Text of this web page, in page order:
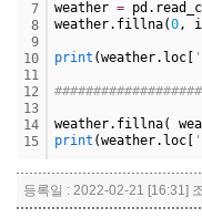
7
8
9
10
11
12
13
14
15
weather =
weather.fillna(0,
print (weather.loc[
weather.fillna(
print (weather.loc[
등록일 : 2022-02-21 [16:31]